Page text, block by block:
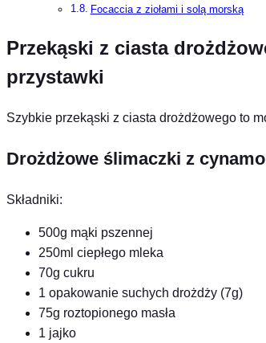
Focaccia z ziołami i solą morską
Przekąski z ciasta
przystawki
Szybkie przekąski z ciasta drożdżowego to
Drożdżowe ślimaczki z
Składniki:
500g mąki pszennej
250ml ciepłego mleka
70g cukru
1 opakowanie suchych drożdży (7g)
75g roztopionego masła
1 jajko